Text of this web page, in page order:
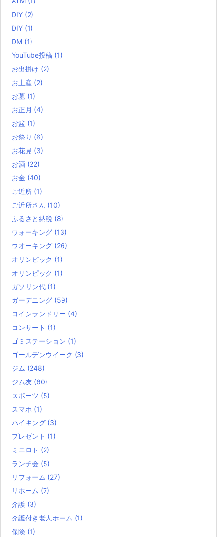
DIY (2)
DIY (1)
DM (1)
YouTube投稿 (1)
お出掛け (2)
お土産 (2)
お墓 (1)
お正月 (4)
お盆 (1)
お祭り (6)
お花見 (3)
お酒 (22)
お金 (40)
ご近所 (1)
ご近所さん (10)
ふるさと納税 (8)
ウォーキング (13)
ウオーキング (26)
オリンピック (1)
オリンピック (1)
ガソリン代 (1)
ガーデニング (59)
コインランドリー (4)
コンサート (1)
ゴミステーション (1)
ゴールデンウイーク (3)
ジム (248)
ジム友 (60)
スポーツ (5)
スマホ (1)
ハイキング (3)
プレゼント (1)
ミニロト (2)
ランチ会 (5)
リフォーム (27)
リホーム (7)
介護 (3)
介護付き老人ホーム (1)
保険 (1)